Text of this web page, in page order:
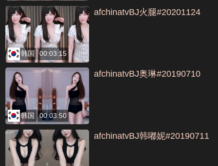
韩国 00:03:15
afchinatvBJ火腿#20201124
韩国 00:03:50
afchinatvBJ奥琳#20190710
afchinatvBJ韩嘟妮#20190711